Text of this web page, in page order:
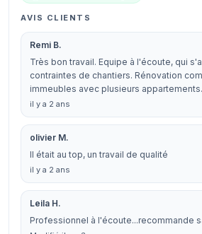
AVIS CLIENTS
Remi B.
Très bon travail. Equipe à l'écoute, qui
contraintes de chantiers. Rénovation
immeubles avec plusieurs
il y a 2 ans
olivier M.
Il était au top, un travail de qualité
il y a 2 ans
Leila H.
Professionnel à l'écoute...recommande